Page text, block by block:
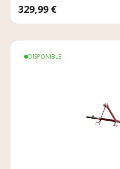
Prix
329,99 €
DISPONIBLE